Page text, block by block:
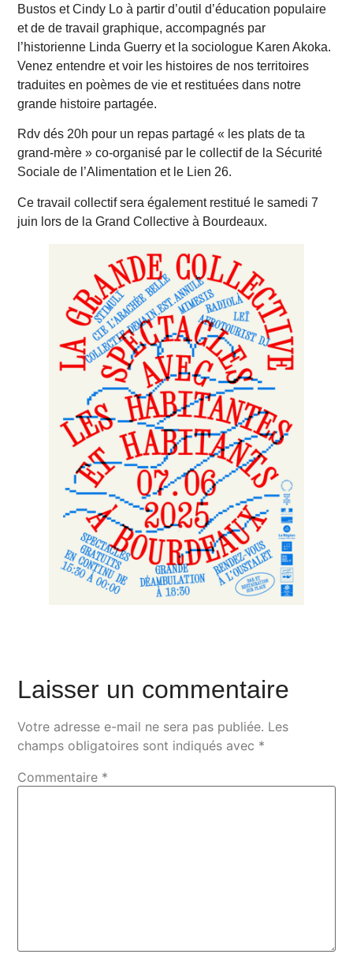
Bustos et Cindy Lo à partir d’outil d’éducation populaire
et de de travail graphique, accompagnés par
l’historienne Linda Guerry et la sociologue Karen Akoka.
Venez entendre et voir les histoires de nos territoires
traduites en poèmes de vie et restituées dans notre
grande histoire partagée.
Rdv dés 20h pour un repas partagé « les plats de ta
grand-mère » co-organisé par le collectif de la Sécurité
Sociale de l’Alimentation et le Lien 26.
Ce travail collectif sera également restitué le samedi 7
juin lors de la Grand Collective à Bourdeaux.
Laisser un commentaire
Votre adresse e-mail ne sera pas publiée. Les
champs obligatoires sont indiqués avec *
Commentaire *